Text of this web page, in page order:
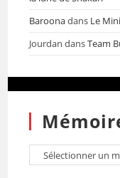
Baroonadans Le
Jourdan dansTeam